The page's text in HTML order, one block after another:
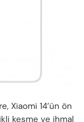
Xiaomi 14’ün ön
kesme ve ihmal